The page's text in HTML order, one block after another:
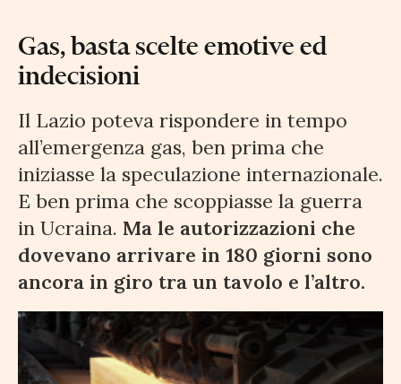
Gas, basta scelte emotive ed
indecisioni
Il Lazio poteva rispondere in tempo
all’emergenza gas, ben prima che
iniziasse la speculazione internazionale.
E ben prima che scoppiasse la guerra
in Ucraina. Ma le autorizzazioni che
dovevano arrivare in 180 giorni sono
ancora in giro tra un tavolo e l’altro.